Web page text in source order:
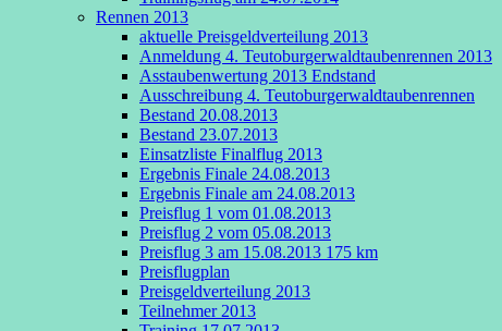
Rennen 2013
aktuelle Preisgeldverteilung 2013
Anmeldung 4. Teutoburgerwaldtaubenrennen 2013
Asstaubenwertung 2013 Endstand
Ausschreibung 4. Teutoburgerwaldtaubenrennen
Bestand 20.08.2013
Bestand 23.07.2013
Einsatzliste Finalflug 2013
Ergebnis Finale 24.08.2013
Ergebnis Finale am 24.08.2013
Preisflug 1 vom 01.08.2013
Preisflug 2 vom 05.08.2013
Preisflug 3 am 15.08.2013 175 km
Preisflugplan
Preisgeldverteilung 2013
Teilnehmer 2013